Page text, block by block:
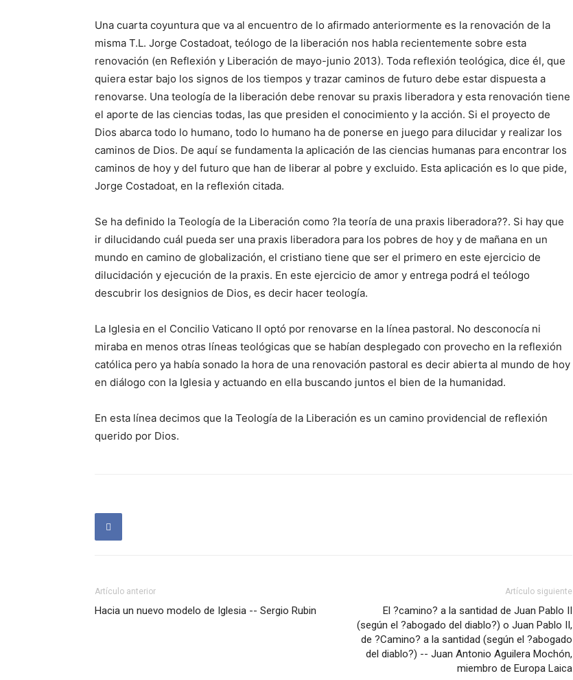
Una cuarta coyuntura que va al encuentro de lo afirmado anteriormente es la renovación de la
misma T.L. Jorge Costadoat, teólogo de la liberación nos habla recientemente sobre esta
renovación (en Reflexión y Liberación de mayo-junio 2013). Toda reflexión teológica, dice él, que
quiera estar bajo los signos de los tiempos y trazar caminos de futuro debe estar dispuesta a
renovarse. Una teología de la liberación debe renovar su praxis liberadora y esta renovación tiene
el aporte de las ciencias todas, las que presiden el conocimiento y la acción. Si el proyecto de
Dios abarca todo lo humano, todo lo humano ha de ponerse en juego para dilucidar y realizar los
caminos de Dios. De aquí se fundamenta la aplicación de las ciencias humanas para encontrar los
caminos de hoy y del futuro que han de liberar al pobre y excluido. Esta aplicación es lo que pide,
Jorge Costadoat, en la reflexión citada.
Se ha definido la Teología de la Liberación como ?la teoría de una praxis liberadora??. Si hay que
ir dilucidando cuál pueda ser una praxis liberadora para los pobres de hoy y de mañana en un
mundo en camino de globalización, el cristiano tiene que ser el primero en este ejercicio de
dilucidación y ejecución de la praxis. En este ejercicio de amor y entrega podrá el teólogo
descubrir los designios de Dios, es decir hacer teología.
La Iglesia en el Concilio Vaticano II optó por renovarse en la línea pastoral. No desconocía ni
miraba en menos otras líneas teológicas que se habían desplegado con provecho en la reflexión
católica pero ya había sonado la hora de una renovación pastoral es decir abierta al mundo de hoy
en diálogo con la Iglesia y actuando en ella buscando juntos el bien de la humanidad.
En esta línea decimos que la Teología de la Liberación es un camino providencial de reflexión
querido por Dios.
Artículo anterior
Hacia un nuevo modelo de Iglesia -- Sergio Rubin
Artículo siguiente
El ?camino? a la santidad de Juan Pablo II
(según el ?abogado del diablo?) o Juan Pablo II,
de ?Camino? a la santidad (según el ?abogado
del diablo?) -- Juan Antonio Aguilera Mochón,
miembro de Europa Laica